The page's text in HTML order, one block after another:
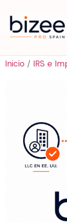
Inicio / IRS e